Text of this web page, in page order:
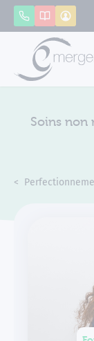
Appeler
Soins non
Accueil
Formations
Panneau de